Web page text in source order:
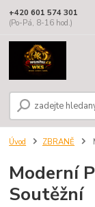
+420 601 574 301
(Po-Pá, 8-16 hod.)
Úvod ZBRANĚ
Moderní
Soutěžní